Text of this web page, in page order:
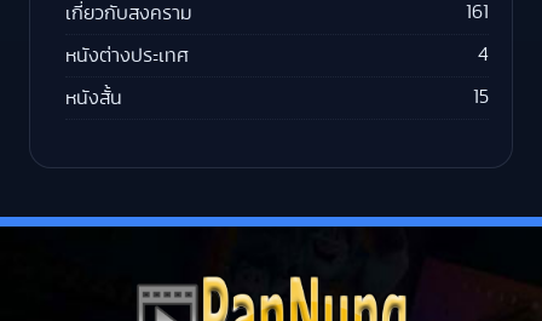
เกี่ยวกับสงคราม 161
หนังต่างประเทศ 4
หนังสั้น 15